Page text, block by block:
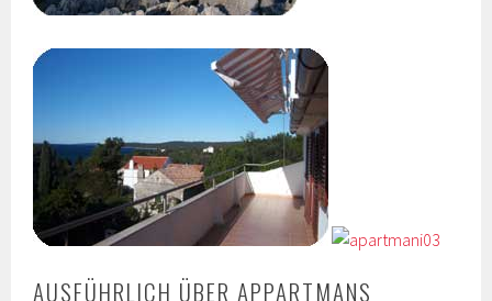
AUSFÜHRLICH ÜBER APPARTMANS